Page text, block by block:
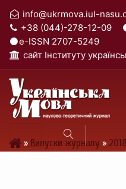
info@ukrmova.iul-
+38 (044)-278-12-09
e-ISSN 2707-5249
cайт Інституту
» Випуски журналу » 2018